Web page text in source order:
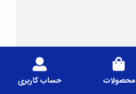
محصولات حساب کاربری